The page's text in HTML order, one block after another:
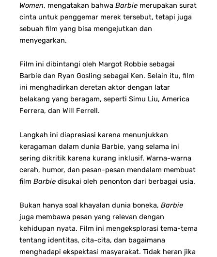
Women, mengatakan bahwa Barbie merupakan surat
cinta untuk penggemar merek tersebut, tetapi juga
sebuah film yang bisa mengejutkan dan
menyegarkan.
Film ini dibintangi oleh Margot Robbie sebagai
Barbie dan Ryan Gosling sebagai Ken. Selain itu, film
ini menghadirkan deretan aktor dengan latar
belakang yang beragam, seperti Simu Liu, America
Ferrera, dan Will Ferrell.
Langkah ini diapresiasi karena menunjukkan
keragaman dalam dunia Barbie, yang selama ini
sering dikritik karena kurang inklusif. Warna-warna
cerah, humor, dan pesan-pesan mendalam membuat
film Barbie disukai oleh penonton dari berbagai usia.
Bukan hanya soal khayalan dunia boneka, Barbie
juga membawa pesan yang relevan dengan
kehidupan nyata. Film ini mengeksplorasi tema-tema
tentang identitas, cita-cita, dan bagaimana
menghadapi ekspektasi masyarakat. Tidak heran jika